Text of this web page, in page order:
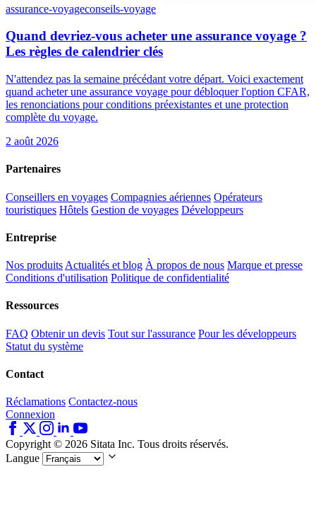
assurance-voyageconseils-voyage
Quand devriez-vous acheter une assurance voyage ?
Les règles de calendrier clés
N'attendez pas la semaine précédant votre départ. Voici exactement
quand acheter une assurance voyage pour débloquer l'option CFAR,
les renonciations pour conditions préexistantes et une protection
complète du voyage.
2 août 2026
Partenaires
Conseillers en voyages Compagnies aériennes Opérateurs
touristiques Hôtels Gestion de voyages Développeurs
Entreprise
Nos produits Actualités et blog À propos de nous Marque et presse
Conditions d'utilisation Politique de confidentialité
Ressources
FAQ Obtenir un devis Tout sur l'assurance Pour les développeurs
Statut du système
Contact
Réclamations Contactez-nous
Connexion
Copyright © 2026 Sitata Inc. Tous droits réservés.
Langue